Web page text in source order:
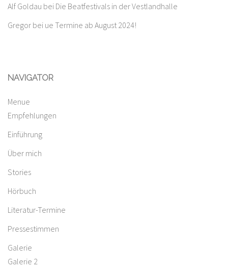
Alf Goldau bei Die Beatfestivals in der Vestlandhalle
Gregor bei ue Termine ab August 2024!
NAVIGATOR
Menue
Empfehlungen
Einführung
Über mich
Stories
Hörbuch
Literatur-Termine
Pressestimmen
Galerie
Galerie 2